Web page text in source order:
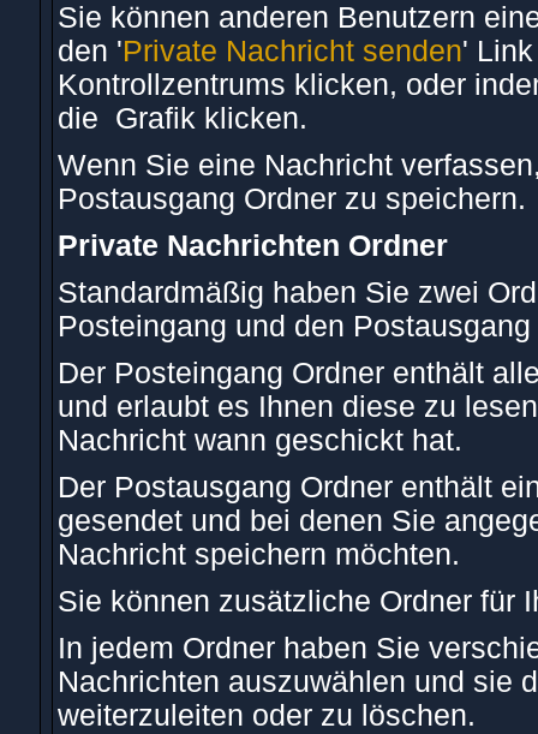
Sie können anderen Benutzern
den 'Private Nachricht senden'
Kontrollzentrums klicken, oder
die Grafik klicken.
Wenn Sie eine Nachricht
Postausgang Ordner zu speichern.
Private Nachrichten Ordner
Standardmäßig haben Sie zwei
Posteingang und den Postausgang
Der Posteingang Ordner enthält
und erlaubt es Ihnen diese zu
Nachricht wann geschickt hat.
Der Postausgang Ordner enthält
gesendet und bei denen Sie
Nachricht speichern möchten.
Sie können zusätzliche Ordner für
In jedem Ordner haben Sie
Nachrichten auszuwählen und sie
weiterzuleiten oder zu löschen.